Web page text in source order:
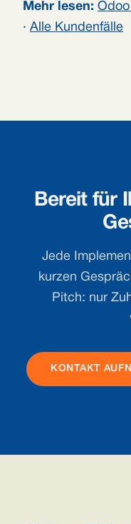
Mehr lesen: Odoo
· Alle Kundenfälle
Bereit für
Jede
kurzen
Pitch: nur
KONTAKT